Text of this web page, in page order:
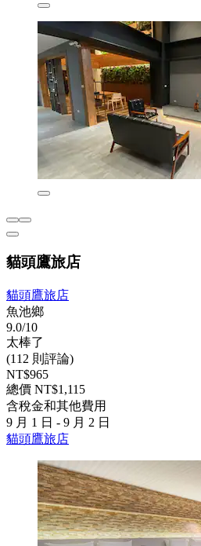
貓頭鷹旅店
貓頭鷹旅店
魚池鄉
9.0/10
太棒了
(112 則評論)
NT$965
總價 NT$1,115
含稅金和其他費用
9 月 1 日 - 9 月 2 日
貓頭鷹旅店